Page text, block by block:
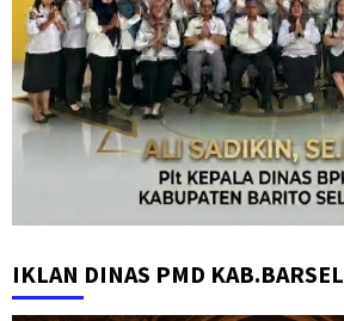
IKLAN DINAS PMD KAB.BARSEL